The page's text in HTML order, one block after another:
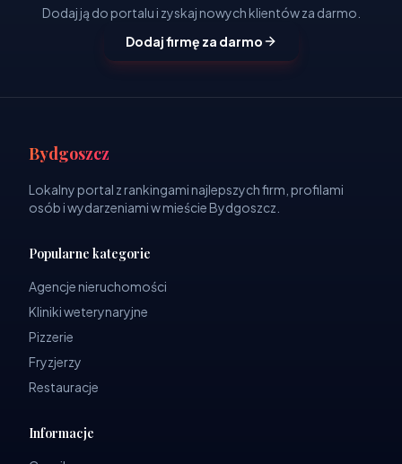
Dodaj ją do portalu i zyskaj nowych klientów za darmo.
Dodaj firmę za darmo
Bydgoszcz
Lokalny portal z rankingami najlepszych firm, profilami
osób i wydarzeniami w mieście Bydgoszcz.
Popularne kategorie
Agencje nieruchomości
Kliniki weterynaryjne
Pizzerie
Fryzjerzy
Restauracje
Informacje